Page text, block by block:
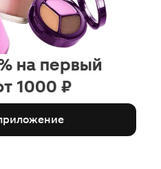
на первый
1000 ₽